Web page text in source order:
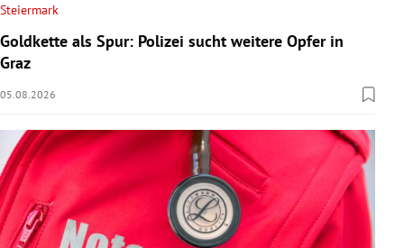
Steiermark
Goldkette als Spur: Polizei sucht weitere Opfer in
Graz
05.08.2026